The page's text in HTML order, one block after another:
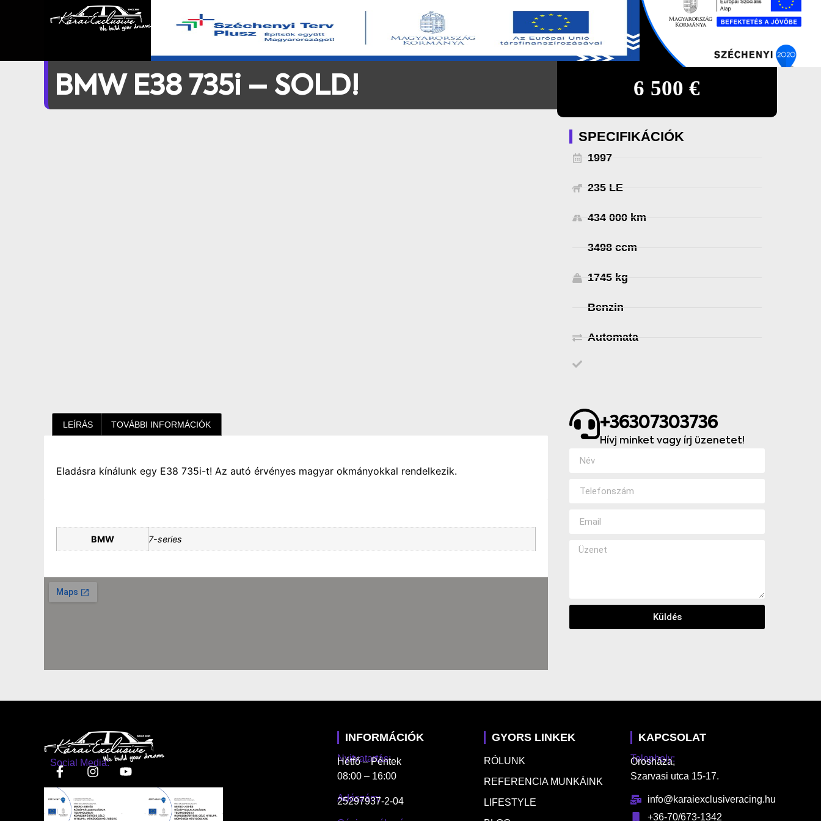
HU
BMW E38 735i – SOLD!
LEÍRÁS TOVÁBBI INFORMÁCIÓK
Eladásra kínálunk egy E38 735i-t! Az autó érvényes magyar okmányokkal rendelkezik.
BMW 7-series
6 500 €
SPECIFIKÁCIÓK
1997
235 LE
434 000 km
3498 ccm
1745 kg
Benzin
Automata
+36307303736
Hívj minket vagy írj üzenetet!
Küldés
Social Media:
INFORMÁCIÓK
Nyitvatartás:
Hétfő – Péntek
08:00 – 16:00
Adószám:
25297937-2-04
GYORS LINKEK
RÓLUNK
REFERENCIA MUNKÁINK
LIFESTYLE
KAPCSOLAT
Telephely:
Orosháza,
Szarvasi utca 15-17.
info@karaiexclusiveracing.hu
+36-70/673-1342